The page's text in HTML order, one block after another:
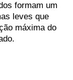
formam um
leves que
máxima do